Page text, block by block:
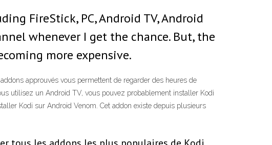
FireStick, PC, Android TV, Android
whenever I get the chance. But, the
more expensive.
approuvés vous permettent de regarder des heures de
utilisez un Android TV, vous pouvez probablement installer Kodi
Kodi sur Android Venom. Cet addon existe depuis plusieurs